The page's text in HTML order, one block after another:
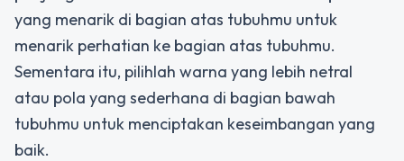
yang menarik di bagian atas tubuhmu untuk
menarik perhatian ke bagian atas tubuhmu.
Sementara itu, pilihlah warna yang lebih netral
atau pola yang sederhana di bagian bawah
tubuhmu untuk menciptakan keseimbangan yang
baik.